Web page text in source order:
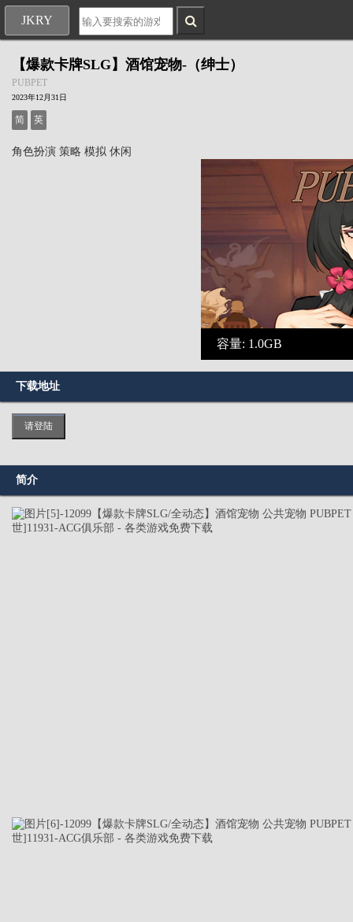
JKRY
【爆款卡牌SLG】酒馆宠物-（绅士）
PUBPET
2023年12月31日
简 英
角色扮演 策略 模拟 休闲
容量: 1.0GB
下载地址
请登陆
简介